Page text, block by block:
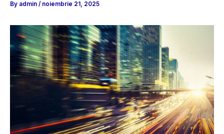
By admin / noiembrie 21, 2025